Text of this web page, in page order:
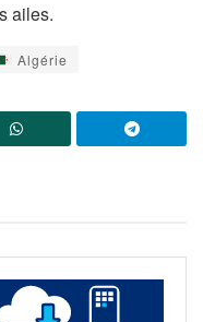
ailes.
Algérie